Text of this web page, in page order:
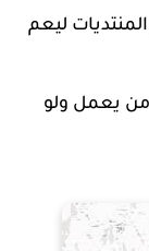
ليعم
يعمل ولو